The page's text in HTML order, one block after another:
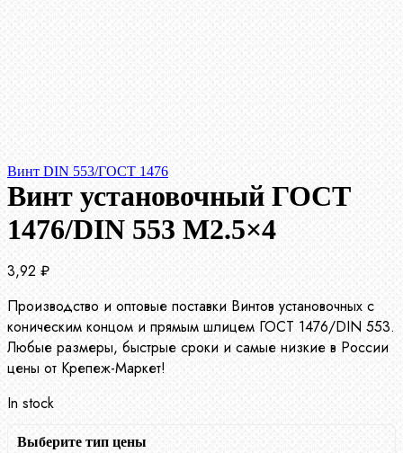
Винт DIN 553/ГОСТ 1476
Винт установочный ГОСТ
1476/DIN 553 М2.5×4
3,92 ₽
Производство и оптовые поставки Винтов установочных с
коническим концом и прямым шлицем ГОСТ 1476/DIN 553.
Любые размеры, быстрые сроки и самые низкие в России
цены от Крепеж-Маркет!
In stock
Выберите тип цены